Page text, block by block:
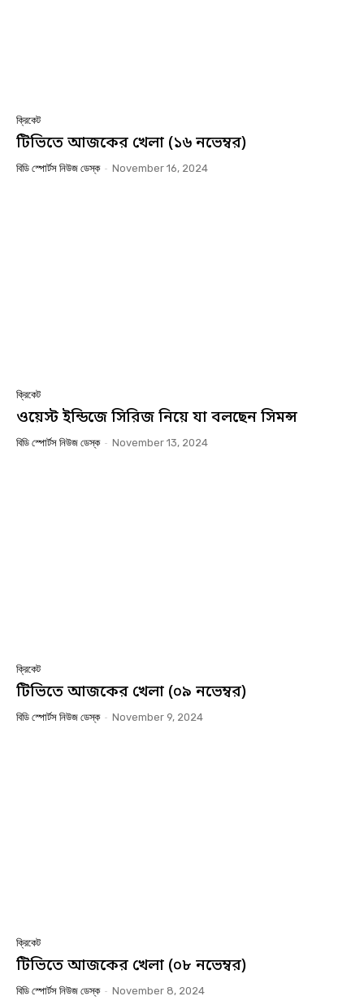
ক্রিকেট
টিভিতে আজকের খেলা (১৬ নভেম্বর)
বিডি স্পোর্টস নিউজ ডেস্ক - November 16, 2024
ক্রিকেট
ওয়েস্ট ইন্ডিজে সিরিজ নিয়ে যা বলছেন সিমন্স
বিডি স্পোর্টস নিউজ ডেস্ক - November 13, 2024
ক্রিকেট
টিভিতে আজকের খেলা (০৯ নভেম্বর)
বিডি স্পোর্টস নিউজ ডেস্ক - November 9, 2024
ক্রিকেট
টিভিতে আজকের খেলা (০৮ নভেম্বর)
বিডি স্পোর্টস নিউজ ডেস্ক - November 8, 2024